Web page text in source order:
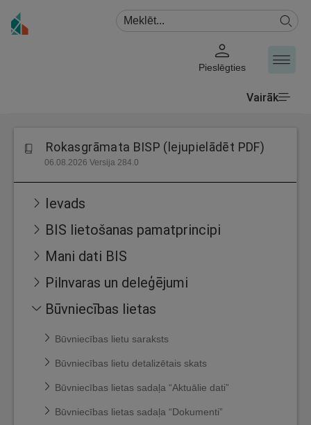
Pieslēgties
Vairāk
Rokasgrāmata BISP (lejupielādēt PDF)
06.08.2026 Versija 284.0
Ievads
BIS lietošanas pamatprincipi
Mani dati BIS
Pilnvaras un deleģējumi
Būvniecības lietas
Būvniecības lietu saraksts
Būvniecības lietu detalizētais skats
Būvniecības lietas sadaļa “Aktuālie dati”
Būvniecības lietas sadaļa “Dokumenti”